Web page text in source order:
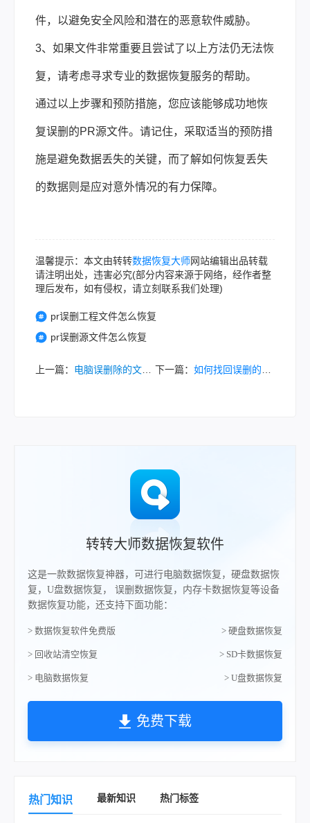
件，以避免安全风险和潜在的恶意软件威胁。
3、如果文件非常重要且尝试了以上方法仍无法恢
复，请考虑寻求专业的数据恢复服务的帮助。
通过以上步骤和预防措施，您应该能够成功地恢
复误删的PR源文件。请记住，采取适当的预防措
施是避免数据丢失的关键，而了解如何恢复丢失
的数据则是应对意外情况的有力保障。
温馨提示：本文由转转数据恢复大师网站编辑出品转载
请注明出处，违害必究(部分内容来源于网络，经作者整
理后发布，如有侵权，请立刻联系我们处理)
pr误删工程文件怎么恢复
pr误删源文件怎么恢复
上一篇： 电脑误删除的文件怎么恢复？全面指南来了！ 下一篇： 如何找回误删的硬盘文件恢复？分享几种高效恢复方法！
转转大师数据恢复软件
这是一款数据恢复神器，可进行电脑数据恢复，硬盘数据恢
复，U盘数据恢复， 误删数据恢复，内存卡数据恢复等设备
数据恢复功能，还支持下面功能：
> 数据恢复软件免费版 > 硬盘数据恢复
> 回收站清空恢复 > SD卡数据恢复
> 电脑数据恢复 > U盘数据恢复
免费下载
热门知识 最新知识 热门标签